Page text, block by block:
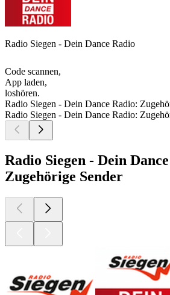
Radio Siegen - Dein Dance Radio
Code scannen,
App laden,
loshören.
Radio Siegen - Dein Dance Radio:
Radio Siegen - Dein Dance Radio:
Radio Siegen - Dein
Zugehörige Sender